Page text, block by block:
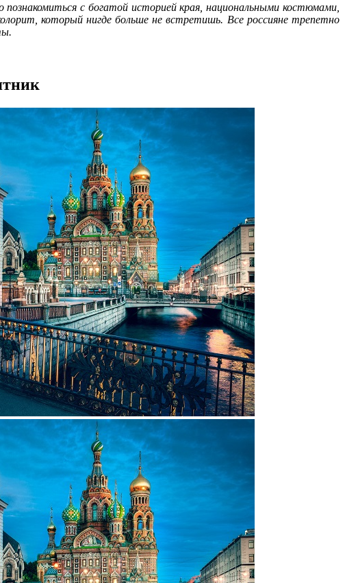
с богатой историей края, национальными костюмами,
который нигде больше не встретишь. Все россияне трепетно